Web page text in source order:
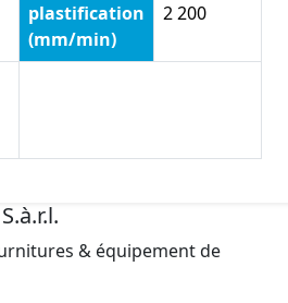
plastification
(mm/min)
2 200
& équipement de